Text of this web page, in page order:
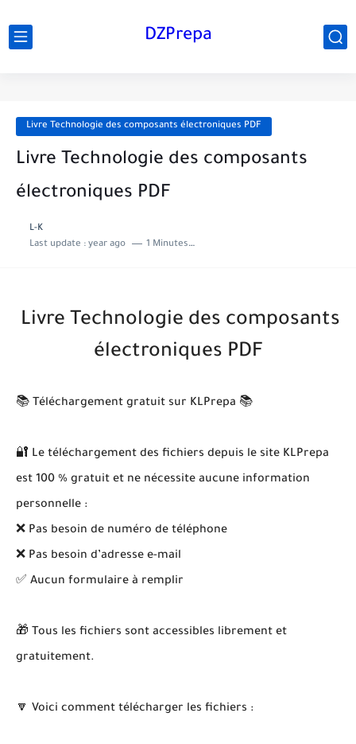
DZPrepa
Livre Technologie des composants électroniques PDF
Livre Technologie des composants
électroniques PDF
L-K
Last update : year ago 1 Minutes to read
Livre Technologie des composants
électroniques PDF
📚 Téléchargement gratuit sur KLPrepa 📚
🔐 Le téléchargement des fichiers depuis le site KLPrepa
est 100 % gratuit et ne nécessite aucune information
personnelle :
❌ Pas besoin de numéro de téléphone
❌ Pas besoin d’adresse e-mail
✅ Aucun formulaire à remplir
🎁 Tous les fichiers sont accessibles librement et
gratuitement.
🔽 Voici comment télécharger les fichiers :